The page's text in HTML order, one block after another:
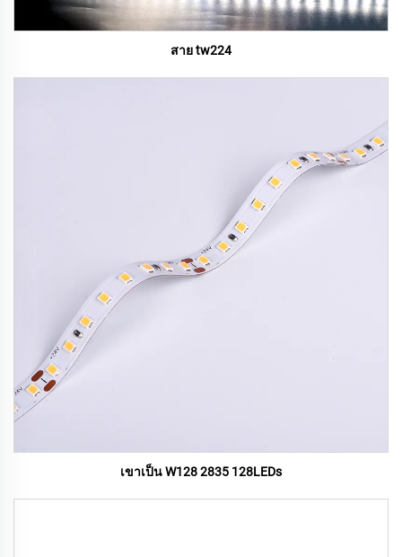
สาย tw224
เขาเป็น W128 2835 128LEDs